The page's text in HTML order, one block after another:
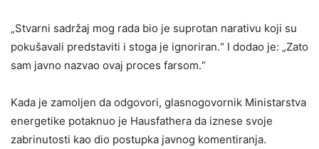
„Stvarni sadržaj mog rada bio je suprotan narativu koji su
pokušavali predstaviti i stoga je ignoriran.“ I dodao je: „Zato
sam javno nazvao ovaj proces farsom.“
Kada je zamoljen da odgovori, glasnogovornik Ministarstva
energetike potaknuo je Hausfathera da iznese svoje
zabrinutosti kao dio postupka javnog komentiranja.